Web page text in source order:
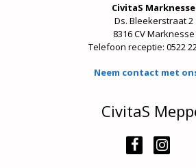
CivitaS Marknesse
Ds. Bleekerstraat 2
8316 CV Marknesse
Telefoon receptie: 0522
Neem contact met
CivitaS